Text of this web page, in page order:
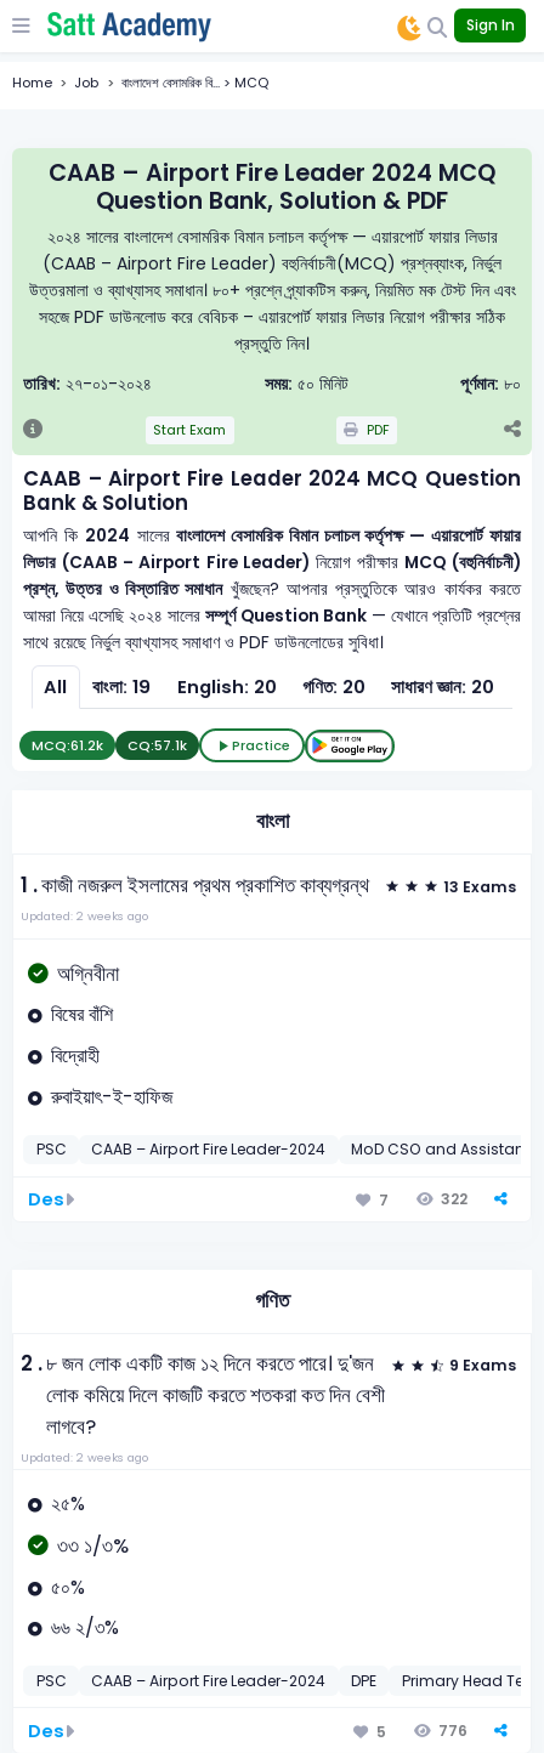
Sign In
Home Job বাংলাদেশ বেসামরিক বি... > MCQ
CAAB – Airport Fire Leader 2024 MCQ
Question Bank, Solution & PDF
২০২৪ সালের বাংলাদেশ বেসামরিক বিমান চলাচল কর্তৃপক্ষ — এয়ারপোর্ট ফায়ার লিডার
(CAAB – Airport Fire Leader) বহুনির্বাচনী(MCQ) প্রশ্নব্যাংক, নির্ভুল
উত্তরমালা ও ব্যাখ্যাসহ সমাধান। ৮০+ প্রশ্নে প্র্যাকটিস করুন, নিয়মিত মক টেস্ট দিন এবং
সহজে PDF ডাউনলোড করে বেবিচক – এয়ারপোর্ট ফায়ার লিডার নিয়োগ পরীক্ষার সঠিক
প্রস্তুতি নিন।
তারিখ: ২৭-০১-২০২৪ সময়: ৫০ মিনিট পূর্ণমান: ৮০
Start Exam PDF
CAAB – Airport Fire Leader 2024 MCQ Question
Bank & Solution
আপনি কি 2024 সালেরবাংলাদেশ বেসামরিক বিমান চলাচল কর্তৃপক্ষ — এয়ারপোর্ট ফায়ার
লিডার (CAAB – Airport Fire Leader) নিয়োগ পরীক্ষার MCQ (বহুনির্বাচনী)
প্রশ্ন, উত্তর ও বিস্তারিত সমাধানখুঁজছেন? আপনার প্রস্তুতিকে আরও কার্যকর করতে
আমরা নিয়ে এসেছি ২০২৪ সালেরসম্পূর্ণ Question Bank— যেখানে প্রতিটি প্রশ্নের
সাথে রয়েছে নির্ভুল ব্যাখ্যাসহ সমাধাণ ও PDF ডাউনলোডের সুবিধা।
All বাংলা: 19 English: 20 গণিত: 20 সাধারণ জ্ঞান: 20
MCQ:61.2k CQ:57.1k Practice
বাংলা
1 .কাজী নজরুল ইসলামের প্রথম প্রকাশিত কাব্যগ্রন্থ 13 Exams
Updated: 2 weeks ago
অগ্নিবীনা
বিষের বাঁশি
বিদ্রোহী
রুবাইয়াৎ-ই-হাফিজ
PSC CAAB – Airport Fire Leader-2024 MoD CSO and Assistant
Des 7 322
গণিত
2 .৮ জন লোক একটি কাজ ১২ দিনে করতে পারে। দু'জন
লোক কমিয়ে দিলে কাজটি করতে শতকরা কত দিন বেশী
লাগবে?
9 Exams
Updated: 2 weeks ago
২৫%
৩৩ ১/৩%
৫০%
৬৬ ২/৩%
PSC CAAB – Airport Fire Leader-2024 DPE Primary Head
Des 5 776